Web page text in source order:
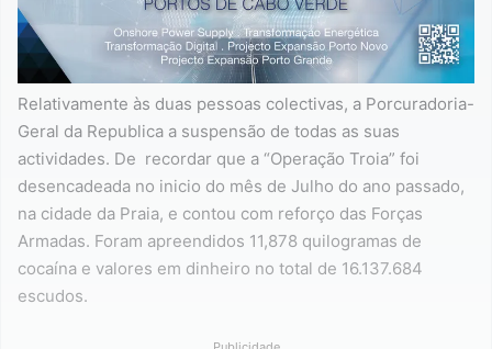
Relativamente às duas pessoas colectivas, a Porcuradoria-
Geral da Republica a suspensão de todas as suas
actividades. De recordar que a “Operação Troia” foi
desencadeada no inicio do mês de Julho do ano passado,
na cidade da Praia, e contou com reforço das Forças
Armadas. Foram apreendidos 11,878 quilogramas de
cocaína e valores em dinheiro no total de 16.137.684
escudos.